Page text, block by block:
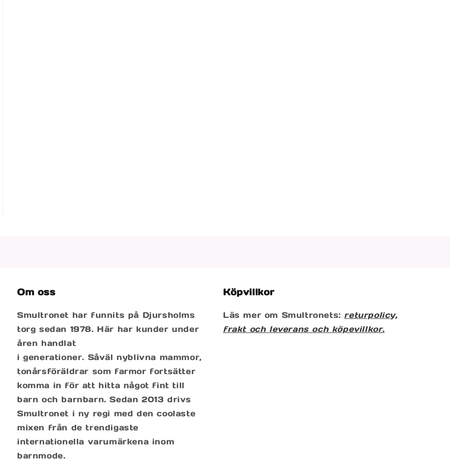
Om oss
Smultronet har funnits på Djursholms
torg sedan 1978. Här har kunder under
åren handlat
i generationer. Såväl nyblivna mammor,
tonårsföräldrar som farmor fortsätter
komma in för att hitta något fint till
barn och barnbarn. Sedan 2013 drivs
Smultronet i ny regi med den coolaste
mixen från de trendigaste
internationella varumärkena inom
barnmode.
Köpvillkor
Läs mer om Smultronets: returpolicy,
frakt och leverans och köpevillkor.